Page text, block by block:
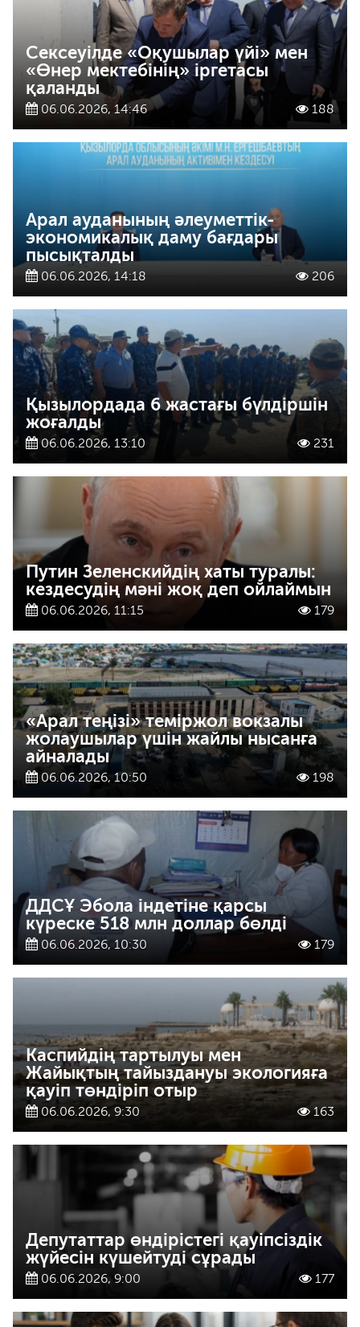
Сексеуілде «Оқушылар үйі» мен
«Өнер мектебінің» іргетасы
қаланды
06.06.2026, 14:46 188
Арал ауданының әлеуметтік-
экономикалық даму бағдары
пысықталды
06.06.2026, 14:18 206
Қызылордада 6 жастағы бүлдіршін
жоғалды
06.06.2026, 13:10 231
Путин Зеленскийдің хаты туралы:
кездесудің мәні жоқ деп ойлаймын
06.06.2026, 11:15 179
«Арал теңізі» теміржол вокзалы
жолаушылар үшін жайлы нысанға
айналады
06.06.2026, 10:50 198
ДДСҰ Эбола індетіне қарсы
күреске 518 млн доллар бөлді
06.06.2026, 10:30 179
Каспийдің тартылуы мен
Жайықтың тайыздануы экологияға
қауіп төндіріп отыр
06.06.2026, 9:30 163
Депутаттар өндірістегі қауіпсіздік
жүйесін күшейтуді сұрады
06.06.2026, 9:00 177